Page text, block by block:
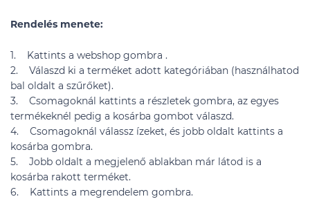
Rendelés menete:
1. Kattints a webshop gombra .
2. Válaszd ki a terméket adott kategóriában (használhatod
bal oldalt a szűrőket).
3. Csomagoknál kattints a részletek gombra, az egyes
termékeknél pedig a kosárba gombot válaszd.
4. Csomagoknál válassz ízeket, és jobb oldalt kattints a
kosárba gombra.
5. Jobb oldalt a megjelenő ablakban már látod is a
kosárba rakott terméket.
6. Kattints a megrendelem gombra.